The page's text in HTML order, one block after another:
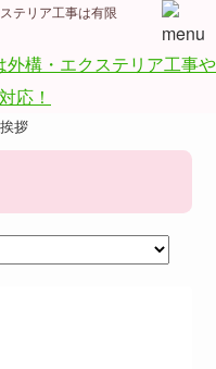
テリア工事は有限
拶